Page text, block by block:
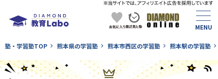
塾・学習塾TOP 熊本県の学習塾 熊本市西区の学習塾 熊本駅の学習塾